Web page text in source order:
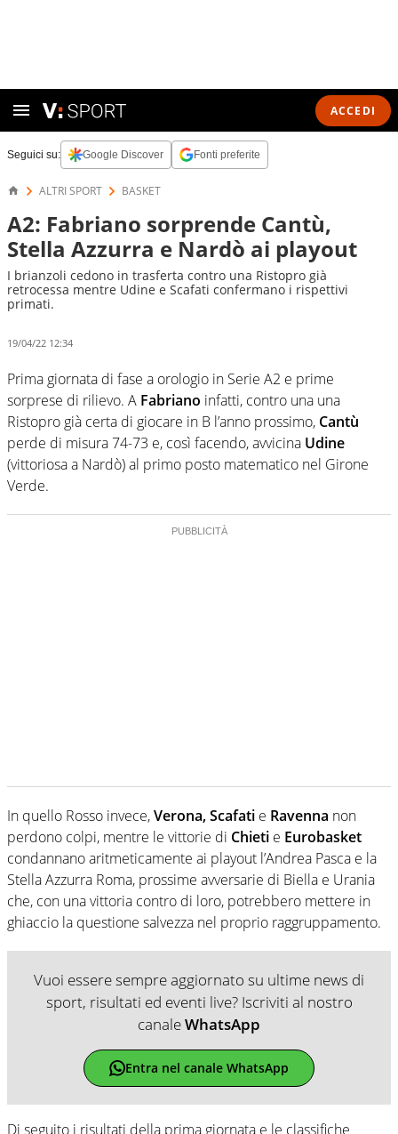
ACCEDI
Seguici su: Google Discover Fonti preferite
ALTRI SPORT BASKET
A2: Fabriano sorprende Cantù,
Stella Azzurra e Nardò ai playout
I brianzoli cedono in trasferta contro una Ristopro già
retrocessa mentre Udine e Scafati confermano i rispettivi
primati.
19/04/22 12:34
Prima giornata di fase a orologio in Serie A2 e prime
sorprese di rilievo. A Fabriano infatti, contro una una
Ristopro già certa di giocare in B l’anno prossimo, Cantù
perde di misura 74-73 e, così facendo, avvicina Udine
(vittoriosa a Nardò) al primo posto matematico nel Girone
Verde.
In quello Rosso invece,Verona, Scafati e Ravenna non
perdono colpi, mentre le vittorie di Chieti e Eurobasket
condannano aritmeticamente ai playout l’Andrea Pasca e la
Stella Azzurra Roma, prossime avversarie di Biella e Urania
che, con una vittoria contro di loro, potrebbero mettere in
ghiaccio la questione salvezza nel proprio raggruppamento.
Vuoi essere sempre aggiornato su ultime news di
sport, risultati ed eventi live? Iscriviti al nostro
canaleWhatsApp
Entra nel canale WhatsApp
Di seguito i risultati della prima giornata e le classifiche